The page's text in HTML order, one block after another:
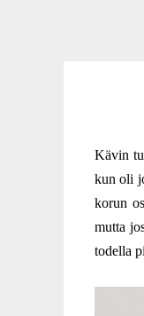
Kävin
kun oli
korun
mutta
todella